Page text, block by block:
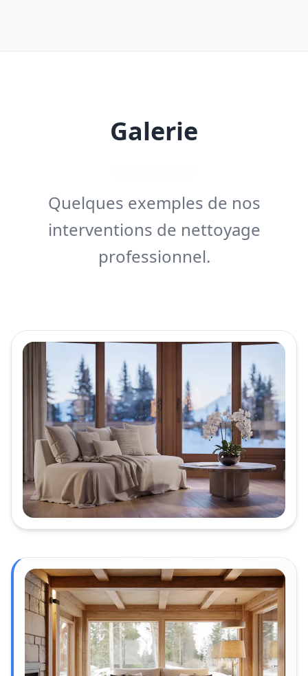
Galerie
Quelques exemples de nos
interventions de nettoyage
professionnel.